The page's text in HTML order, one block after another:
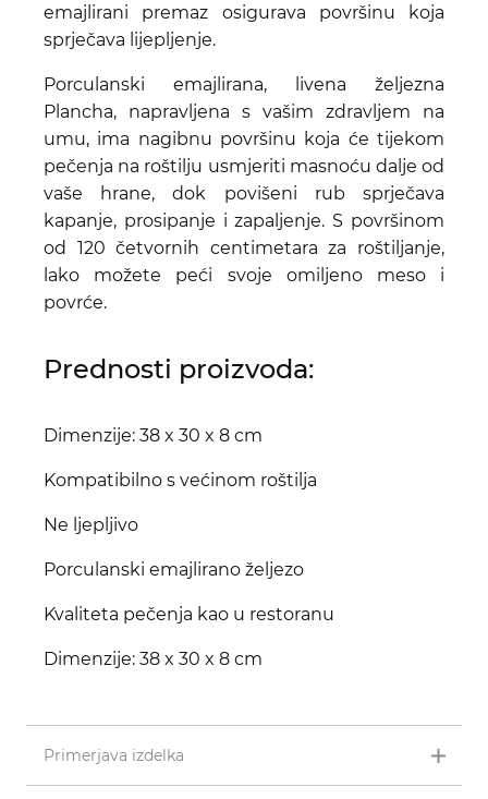
emajlirani premaz osigurava površinu koja
sprječava lijepljenje.
Porculanski emajlirana, livena željezna
Plancha, napravljena s vašim zdravljem na
umu, ima nagibnu površinu koja će tijekom
pečenja na roštilju usmjeriti masnoću dalje od
vaše hrane, dok povišeni rub sprječava
kapanje, prosipanje i zapaljenje. S površinom
od 120 četvornih centimetara za roštiljanje,
lako možete peći svoje omiljeno meso i
povrće.
Prednosti proizvoda:
Dimenzije: 38 x 30 x 8 cm
Kompatibilno s većinom roštilja
Ne ljepljivo
Porculanski emajlirano željezo
Kvaliteta pečenja kao u restoranu
Dimenzije: 38 x 30 x 8 cm
Primerjava izdelka